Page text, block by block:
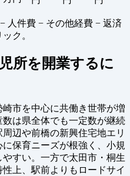
人件費 − その他経費 − 返済
ク。
所を開業するに
市を中心に共働き世帯が増
は県全体でも一定数が継続
辺や前橋の新興住宅地エリ
保育ニーズが根強く、小規
すい。一方で太田市・桐生
上、駅前よりもロードサイ